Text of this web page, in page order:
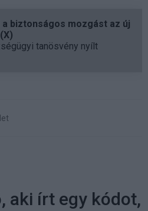
biztonságos mozgást az új
tanösvény nyílt
aki írt egy kódot,